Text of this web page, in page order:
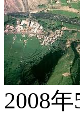
2008